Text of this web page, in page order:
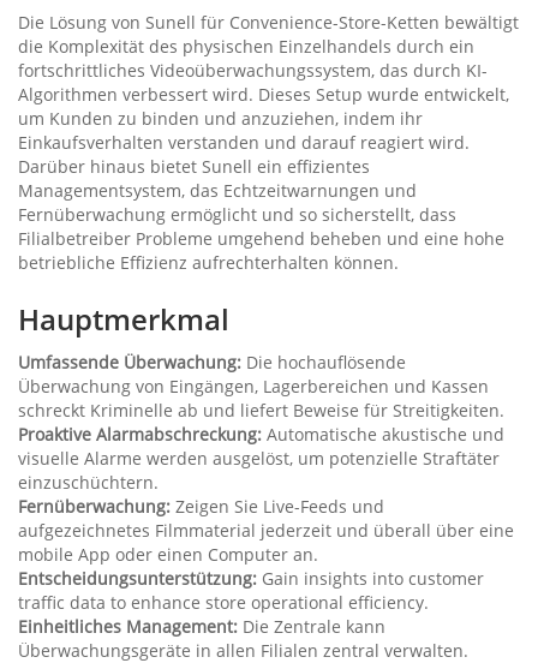
Die Lösung von Sunell für Convenience-Store-Ketten bewältigt
die Komplexität des physischen Einzelhandels durch ein
fortschrittliches Videoüberwachungssystem, das durch KI-
Algorithmen verbessert wird. Dieses Setup wurde entwickelt,
um Kunden zu binden und anzuziehen, indem ihr
Einkaufsverhalten verstanden und darauf reagiert wird.
Darüber hinaus bietet Sunell ein effizientes
Managementsystem, das Echtzeitwarnungen und
Fernüberwachung ermöglicht und so sicherstellt, dass
Filialbetreiber Probleme umgehend beheben und eine hohe
betriebliche Effizienz aufrechterhalten können.
Hauptmerkmal
Umfassende Überwachung: Die hochauflösende
Überwachung von Eingängen, Lagerbereichen und Kassen
schreckt Kriminelle ab und liefert Beweise für Streitigkeiten.
Proaktive Alarmabschreckung: Automatische akustische und
visuelle Alarme werden ausgelöst, um potenzielle Straftäter
einzuschüchtern.
Fernüberwachung: Zeigen Sie Live-Feeds und
aufgezeichnetes Filmmaterial jederzeit und überall über eine
mobile App oder einen Computer an.
Entscheidungsunterstützung: Gain insights into customer
traffic data to enhance store operational efficiency.
Einheitliches Management: Die Zentrale kann
Überwachungsgeräte in allen Filialen zentral verwalten.